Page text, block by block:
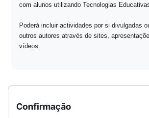
com alunos utilizando Tecnologias
Poderá incluir actividades por si divulgadas
outros autores através de sites,
vídeos.
Confirmação